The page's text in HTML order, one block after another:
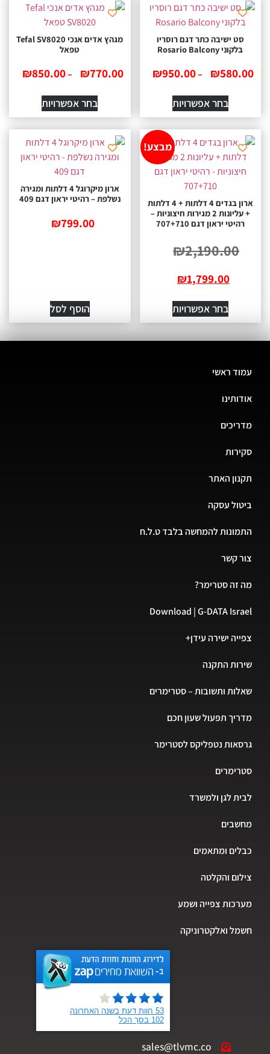
ישיבה כתר דגם רוסריו
₪
–
₪950.00
בחר אפשרויות
מגהץ ‏אדים ‏אנכי Tefal SV8020
₪770.00
–
₪850.00
בחר אפשרויות
מבצע!
ארון בגדים 4 דלתות + 4 דלתות
+ עליונות 2 מגירות חיצוניות –
יראון דגם 707+710
₪2,190.00
₪1,799.00
בחר אפשרויות
ארון מיקרוגל 4 דלתות ומגירה
נשלפת – רהיטי יראון דגם 409
₪799.00
הוסף לסל
ראשי
האתר
עסקה
להמחשה בלבד ט.ל.ח
קשר
זה סטרימר?
Download | G-DATA
ישירה עידן+
התקנה
ותשובות – סטרימרים
תפעול שעון חכם
נטפליקס לסטרימר
לגן ולמשרד
ומתאמים
והקלטה
צפייה ושמע
ואלקטרוניקה
sales@tlvmc.co